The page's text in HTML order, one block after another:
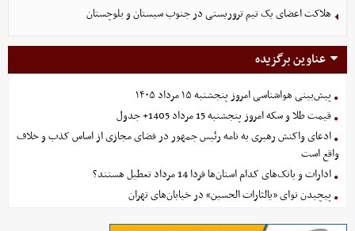
هلاکت اعضای یک تیم تروریستی در جنوب سیستان و بلوچستان
عناوین برگزیده
پیش‌بینی هواشناسی امروز پنجشنبه ۱۵ مرداد ۱۴۰۵
قیمت طلا و سکه امروز پنجشنبه 15 مرداد 1405+ جدول
ادعای واکنش رهبری به نامه رئیس جمهور در فضای مجازی از اساس کذب و خلاف
واقع است
ادارات و بانک‌های کدام استان‌ها فردا 14 مرداد تعطیل هستند؟
پیچیدن نوای «یالثارات الحسین» در خیابان‌های تهران